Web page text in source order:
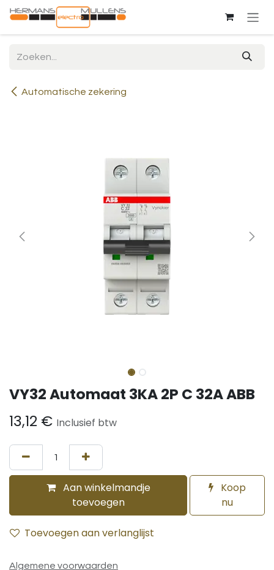
Overslaan naar inhoud
Automatische zekering
VY32 Automaat 3KA 2P C 32A ABB
13,12 € Inclusief btw
Aan winkelmandje
toevoegen
Koop
nu
Toevoegen aan verlanglijst
Algemene voorwaarden